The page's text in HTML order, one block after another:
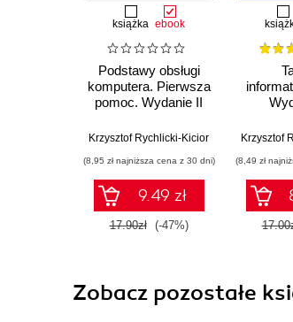
książka ebook
Podstawy obsługi
komputera. Pierwsza
pomoc. Wydanie II
Krzysztof Rychlicki-Kicior
(8,95 zł najniższa cena z 30 dni)
9.49 zł
17.90zł (-47%)
Krzysztof
(8,49 zł
Zobacz pozostałe